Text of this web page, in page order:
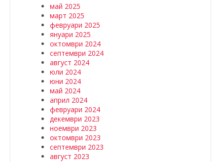
май 2025
март 2025
февруари 2025
януари 2025
октомври 2024
септември 2024
август 2024
юли 2024
юни 2024
май 2024
април 2024
февруари 2024
декември 2023
ноември 2023
октомври 2023
септември 2023
август 2023